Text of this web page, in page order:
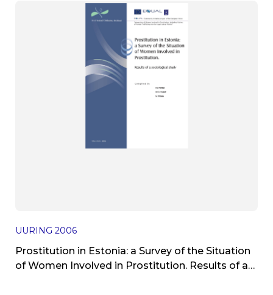
UURING 2006
Prostitution in Estonia: a Survey of the Situation
of Women Involved in Prostitution. Results of a